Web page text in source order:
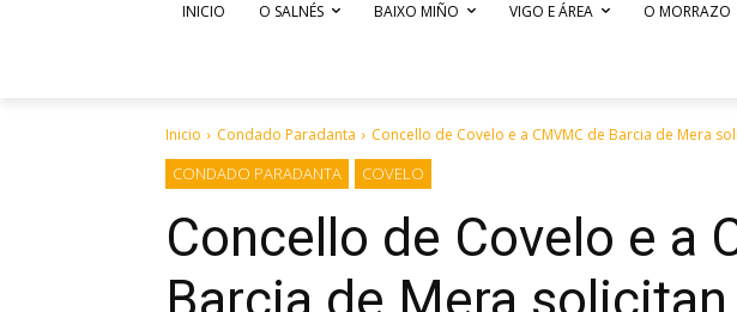
INICIO O SALNÉS BAIXO MIÑO VIGO E ÁREA O MORRAZO
Inicio Condado Paradanta Concello de Covelo e a CMVMC de Barcia de Mera
CONDADO PARADANTA COVELO
Concello de Covelo e a